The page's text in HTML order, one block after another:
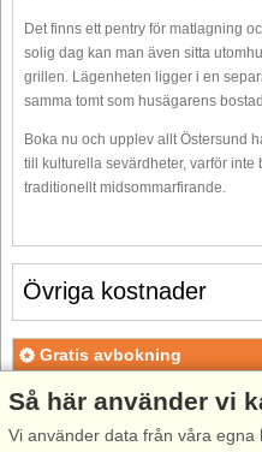
Det finns ett pentry för matlagning
solig dag kan man även sitta
grillen. Lägenheten ligger i en
samma tomt som husägarens bostad.
Boka nu och upplev allt Östersund
till kulturella sevärdheter, varför inte
traditionellt midsommarfirande.
Övriga kostnader
Gratis avbokning
ankomster under perioden
Gratis avbokning fram till 35
Så här använder vi
Vi använder data från våra